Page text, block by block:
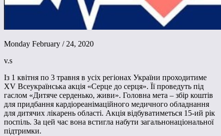
Monday February / 24, 2020
v.s
Із 1 квітня по 3 травня в усіх регіонах України проходитиме
XV Всеукраїнська акція «Серце до серця». Її проведуть під
гаслом «Дитяче серденько, живи». Головна мета – збір коштів
для придбання кардіореанімаційного медичного обладнання
для дитячих лікарень області. Акція відбуватиметься 15-ий рік
поспіль. За цей час вона встигла набути загальнонаціональної
підтримки.